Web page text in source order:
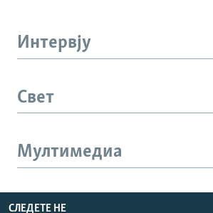
Интервју
Свет
Мултимедиа
СЛЕДЕТЕ НЕ